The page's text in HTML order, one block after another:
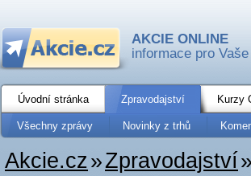
AKCIE ONLINE
informace pro
Úvodní stránka Zpravodajství Kurzy
Všechny zprávy Novinky z trhů
Akcie.cz»Zpravodajství»